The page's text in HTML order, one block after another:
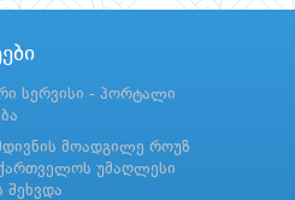
სერვისი - პორტალი
მოადგილე როუზ
უმაღლესი
შეხვდა